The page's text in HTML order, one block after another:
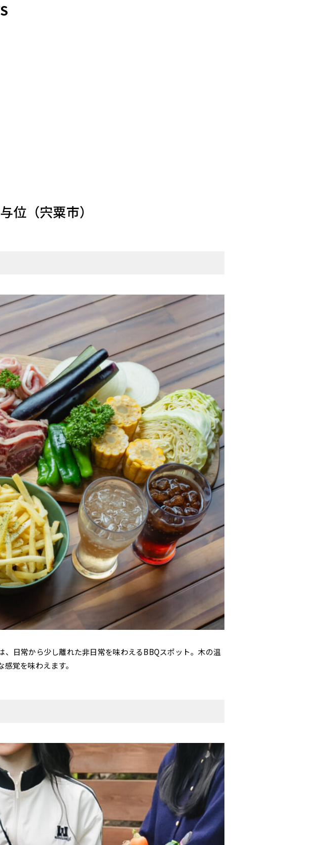
位（宍粟市）
日常から少し離れた非日常を味わえるBBQスポット。木の温
覚を味わえます。